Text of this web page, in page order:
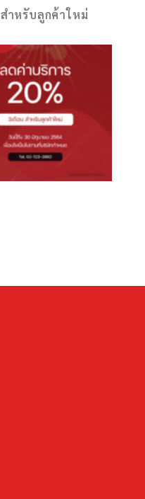
ำหรับลูกค้าใหม่